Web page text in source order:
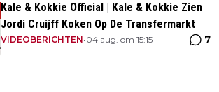
Kale & Kokkie Official | Kale & Kokkie Zien
Jordi Cruijff Koken Op De Transfermarkt
VIDEOBERICHTEN•04 aug. om 15:15 7